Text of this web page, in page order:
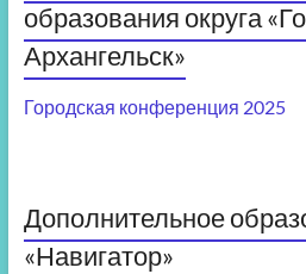
образования округа
Архангельск»
Городская конференция 2025
Дополнительное
«Навигатор»